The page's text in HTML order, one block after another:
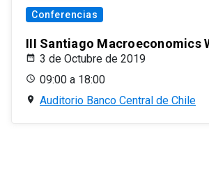
Conferencias
III Santiago Macroeconomics
3 de Octubre de 2019
09:00 a 18:00
Auditorio Banco Central de Chile